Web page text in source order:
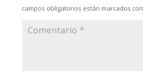
campos obligatorios están marcados con